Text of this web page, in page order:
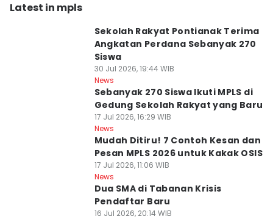
Latest in mpls
Sekolah Rakyat Pontianak Terima
Angkatan Perdana Sebanyak 270
Siswa
30 Jul 2026, 19:44 WIB
News
Sebanyak 270 Siswa Ikuti MPLS di
Gedung Sekolah Rakyat yang Baru
17 Jul 2026, 16:29 WIB
News
Mudah Ditiru! 7 Contoh Kesan dan
Pesan MPLS 2026 untuk Kakak OSIS
17 Jul 2026, 11:06 WIB
News
Dua SMA di Tabanan Krisis
Pendaftar Baru
16 Jul 2026, 20:14 WIB